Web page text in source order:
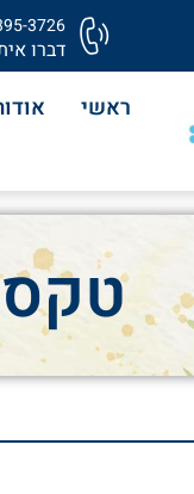
3726
דברו
ראשי
טקס